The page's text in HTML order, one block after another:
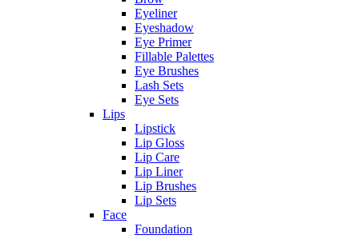
Eyeliner
Eyeshadow
Eye Primer
Fillable Palettes
Eye Brushes
Lash Sets
Eye Sets
Lips
Lipstick
Lip Gloss
Lip Care
Lip Liner
Lip Brushes
Lip Sets
Face
Foundation